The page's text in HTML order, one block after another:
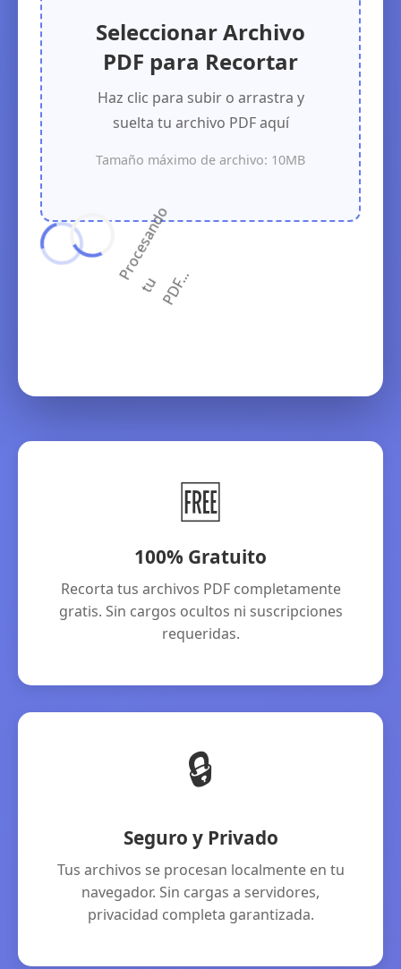
Seleccionar Archivo
PDF para Recortar
Haz clic para subir o arrastra y
suelta tu archivo PDF aquí
Tamaño máximo de archivo: 10MB
🆓
100% Gratuito
Recorta tus archivos PDF completamente
gratis. Sin cargos ocultos ni suscripciones
requeridas.
🔒
Seguro y Privado
Tus archivos se procesan localmente en tu
navegador. Sin cargas a servidores,
privacidad completa garantizada.